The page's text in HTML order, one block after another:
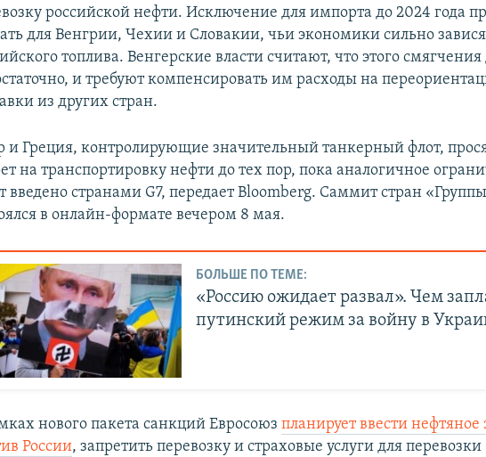
российской нефти. Исключение для импорта до 2024 года
для Венгрии, Чехии и Словакии, чьи экономики сильно
топлива. Венгерские власти считают, что этого
и требуют компенсировать им расходы на
из других стран.
и Греция, контролирующие значительный танкерный флот,
на транспортировку нефти до тех пор, пока аналогичное
введено странами G7, передает Bloomberg. Саммит стран
в онлайн-формате вечером 8 мая.
БОЛЬШЕ ПО ТЕМЕ:
«Россию ожидает развал». Чем
путинский режим за войну в
нового пакета санкций Евросоюзпланирует ввести нефтяное
России, запретить перевозку и страховые услуги для перевозки